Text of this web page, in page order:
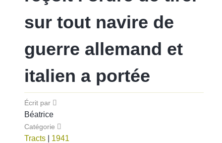
sur tout navire de
guerre allemand et
italien a portée
Écrit par
Béatrice
Catégorie
Tracts 1941